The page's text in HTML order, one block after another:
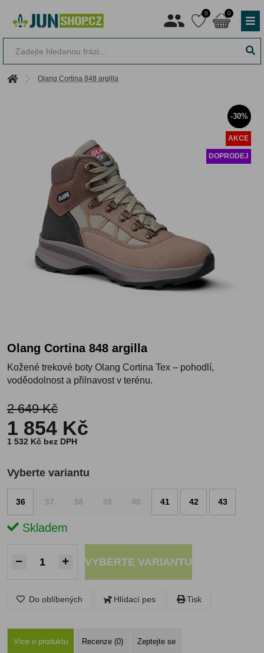
0 0
Olang Cortina 848 argilla
-30%
AKCE
DOPRODEJ
Olang Cortina 848 argilla
Kožené trekové boty Olang Cortina Tex – pohodlí,
voděodolnost a přilnavost v terénu.
2 649 Kč
1 854 Kč
1 532 Kč bez DPH
Vyberte variantu
36 37 38 39 40 41 42 43
Skladem
VYBERTE VARIANTU
Do oblíbených Hlídací pes Tisk
Více o produktu Recenze (0) Zeptejte se